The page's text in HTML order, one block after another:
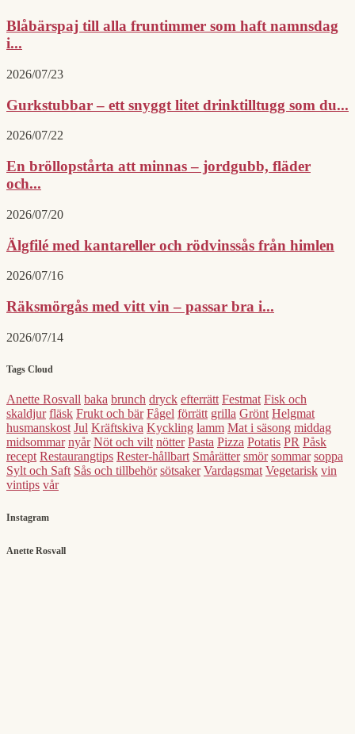
Blåbärspaj till alla fruntimmer som haft namnsdag
i...
2026/07/23
Gurkstubbar – ett snyggt litet drinktilltugg som du...
2026/07/22
En bröllopstårta att minnas – jordgubb, fläder
och...
2026/07/20
Älgfilé med kantareller och rödvinssås från himlen
2026/07/16
Räksmörgås med vitt vin – passar bra i...
2026/07/14
Tags Cloud
Anette Rosvall baka brunch dryck efterrätt Festmat Fisk och
skaldjur fläsk Frukt och bär Fågel förrätt grilla Grönt Helgmat
husmanskost Jul Kräftskiva Kyckling lamm Mat i säsong middag
midsommar nyår Nöt och vilt nötter Pasta Pizza Potatis PR Påsk
recept Restaurangtips Rester-hållbart Smårätter smör sommar soppa
Sylt och Saft Sås och tillbehör sötsaker Vardagsmat Vegetarisk vin
vintips vår
Instagram
Anette Rosvall